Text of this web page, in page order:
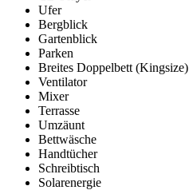
Ufer
Bergblick
Gartenblick
Parken
Breites Doppelbett (Kingsize)
Ventilator
Mixer
Terrasse
Umzäunt
Bettwäsche
Handtücher
Schreibtisch
Solarenergie